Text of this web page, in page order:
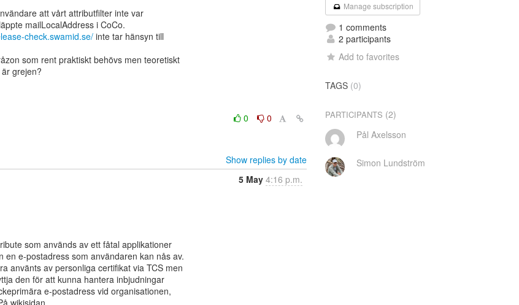
att vårt attributfilter inte var
mailLocalAddress i CoCo.
check.swamid.se/ inte tar hänsyn till
som rent praktiskt behövs men teoretiskt
grejen?
0
0
Show replies by date
5 May 4:16 p.m.
som används av ett fåtal applikationer
en e-postadress som användaren kan nås av.
använts av personliga certifikat via TCS men
den för att kunna hantera inbjudningar
e-postadress vid organisationen,
Manage subscription
1 comments
2 participants
Add to favorites
TAGS (0)
PARTICIPANTS (2)
Pål Axelsson
Simon Lundström